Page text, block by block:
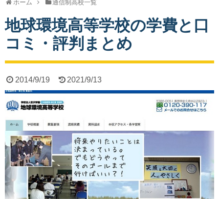
ホーム 通信制高校一覧
地球環境高等学校の学費と口
コミ・評判まとめ
2014/9/19 2021/9/13